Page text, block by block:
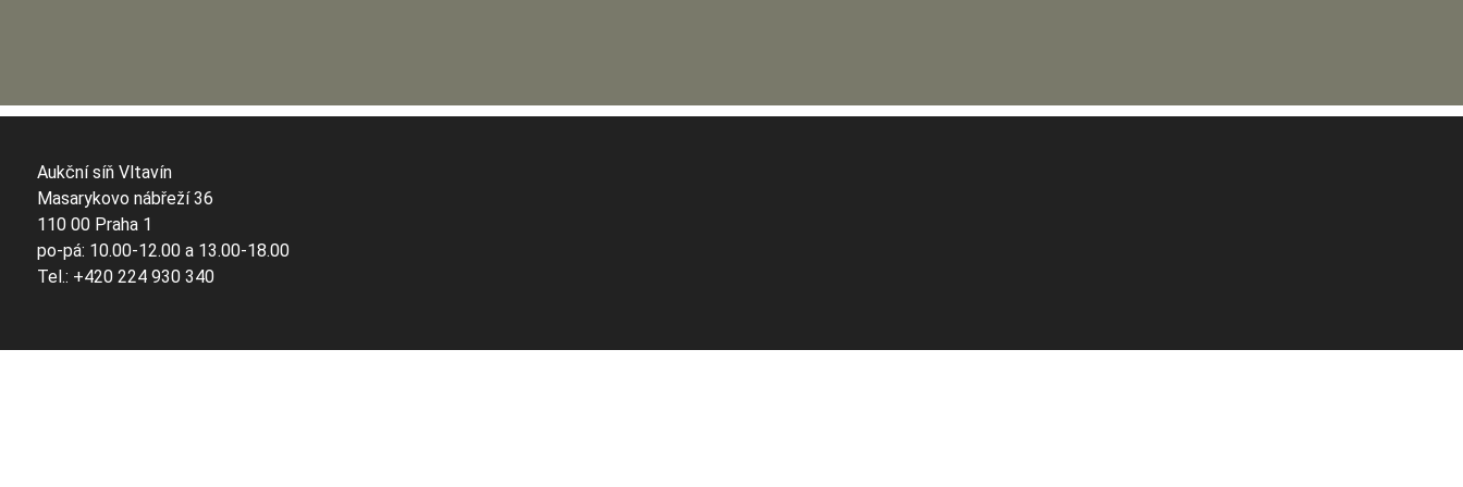
Aukční síň Vltavín
Masarykovo nábřeží 36
110 00 Praha 1
po-pá: 10.00-12.00 a 13.00-18.00
Tel.: +420 224 930 340